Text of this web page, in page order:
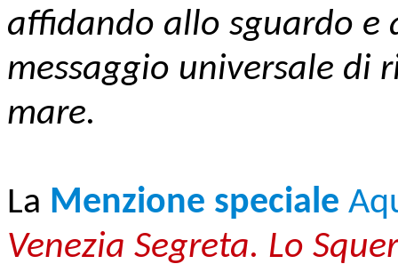
affidando allo sguardo e
messaggio universale di
mare.
La Menzione speciale
Venezia Segreta. Lo